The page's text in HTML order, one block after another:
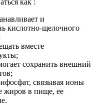
и
кислотно-щелочного
вместе
сохранить внешний
связывая ионы
жиров в пище, ее